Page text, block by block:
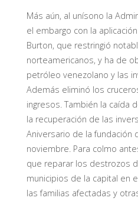
Más aún, al unísono la
el embargo con la
Burton, que restringió
norteamericanos, y ha de
petróleo venezolano y las
Además eliminó los
ingresos. También la caída
la recuperación de las
Aniversario de la fundación
noviembre. Para colmo
que reparar los destrozos
municipios de la capital en
las familias afectadas y